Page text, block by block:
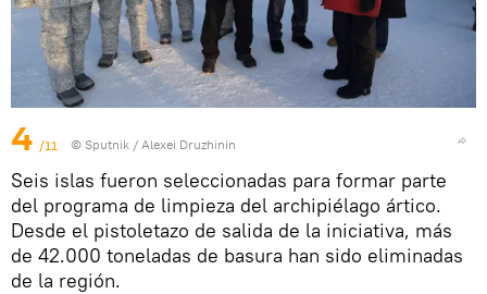
4 /11 © Sputnik / Alexei Druzhinin
Seis islas fueron seleccionadas para formar parte
del programa de limpieza del archipiélago ártico.
Desde el pistoletazo de salida de la iniciativa, más
de 42.000 toneladas de basura han sido eliminadas
de la región.